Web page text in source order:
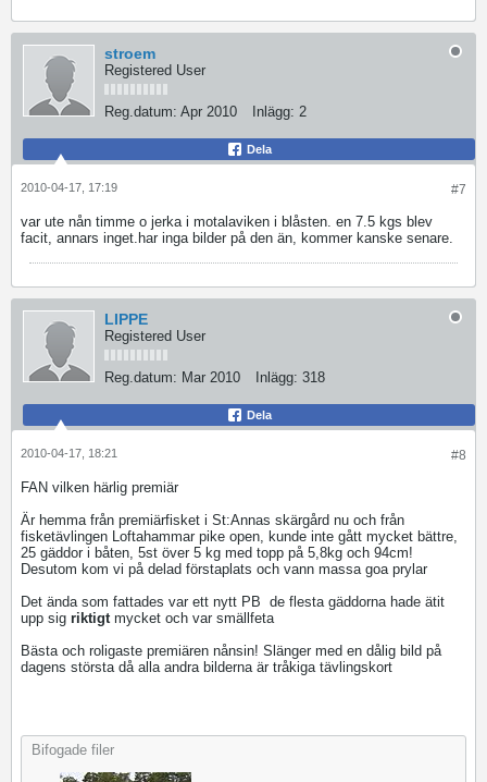
stroem
Registered User
Reg.datum: Apr 2010 Inlägg: 2
Dela
#7
2010-04-17, 17:19
var ute nån timme o jerka i motalaviken i blåsten. en 7.5 kgs blev
facit, annars inget.har inga bilder på den än, kommer kanske senare.
LIPPE
Registered User
Reg.datum: Mar 2010 Inlägg: 318
Dela
#8
2010-04-17, 18:21
FAN vilken härlig premiär
Är hemma från premiärfisket i St:Annas skärgård nu och från
fisketävlingen Loftahammar pike open, kunde inte gått mycket bättre,
25 gäddor i båten, 5st över 5 kg med topp på 5,8kg och 94cm!
Desutom kom vi på delad förstaplats och vann massa goa prylar
Det ända som fattades var ett nytt PB de flesta gäddorna hade ätit
upp sig riktigt mycket och var smällfeta
Bästa och roligaste premiären nånsin! Slänger med en dålig bild på
dagens största då alla andra bilderna är tråkiga tävlingskort
Bifogade filer